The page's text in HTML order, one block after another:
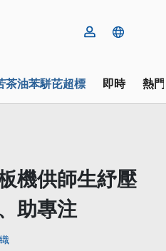
茶油苯駢芘超標 即時 熱
機供師生紓壓
助專注